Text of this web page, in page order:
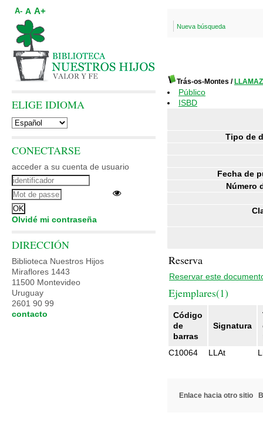
Nueva búsqueda
Trás-os-Montes /
Público
ISBD
Tipo de
Fecha de
Número
Reserva
Reservar este
Ejemplares(1)
Código
de
barras
Signatura
C10064
LLAt
Enlace hacia otro sitio
A- A A+
ELIGE IDIOMA
CONECTARSE
acceder a su cuenta de usuario
Olvidé mi contraseña
DIRECCIÓN
Biblioteca Nuestros Hijos
Miraflores 1443
11500 Montevideo
Uruguay
2601 90 99
contacto